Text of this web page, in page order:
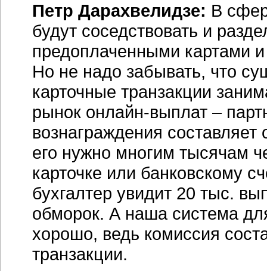
Петр Дарахвелидзе: В
будут соседствовать и
предоплаченными картами
Но не надо забывать, что
карточные транзакции
рынок онлайн-выплат –
вознаграждения
его нужно многим тысячам
карточке или банковскому
бухгалтер увидит 20 тыс.
обморок. А наша система
хорошо, ведь комиссия
транзакции.